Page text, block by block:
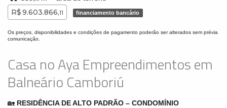
R$ 9.603.866,11 financiamento bancário
Os preços, disponibilidades e condições de pagamento poderão ser alterados sem prévia
comunicação.
Casa no Aya Empreendimentos em
Balneário Camboriú
🏡 RESIDÊNCIA DE ALTO PADRÃO – CONDOMÍNIO